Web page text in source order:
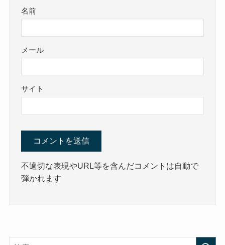
名前
メール
サイト
不適切な表現やURL等を含んだコメントは自動で
弾かれます